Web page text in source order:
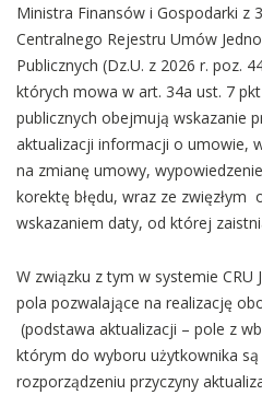
Ministra Finansów i Gospodarki z
Centralnego Rejestru Umów
Publicznych (Dz.U. z 2026 r. poz.
których mowa w art. 34a ust. 7
publicznych obejmują wskazanie
aktualizacji informacji o umowie,
na zmianę umowy,
korektę błędu, wraz ze zwięzłym
wskazaniem daty, od której
W związku z tym w systemie CRU
pola pozwalające na realizację
(podstawa aktualizacji – pole z
którym do wyboru użytkownika
rozporządzeniu przyczyny